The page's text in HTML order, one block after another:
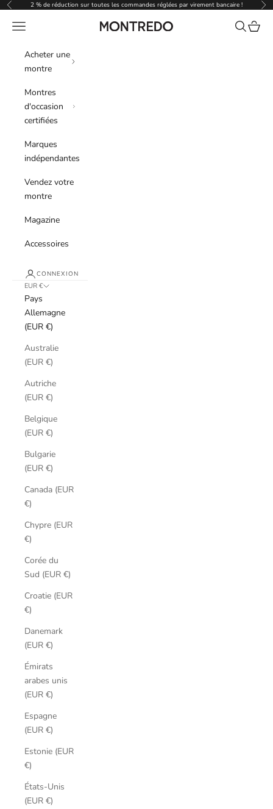
Passer au contenu
Précédent2 % de réduction sur toutes les commandes réglées par virement bancaire !
Montredo
Menu Recherche
Panier
Acheter une
montre
Montres
d'occasion
certifiées
Marques
indépendantes
Vendez votre
montre
Magazine
Accessoires
CONNEXION
EUR €
Pays
Allemagne
(EUR €)
Australie
(EUR €)
Autriche
(EUR €)
Belgique
(EUR €)
Bulgarie
(EUR €)
Canada (EUR
€)
Chypre (EUR
€)
Corée du
Sud (EUR €)
Croatie (EUR
€)
Danemark
(EUR €)
Émirats
arabes unis
(EUR €)
Espagne
(EUR €)
Estonie (EUR
€)
États-Unis
(EUR €)